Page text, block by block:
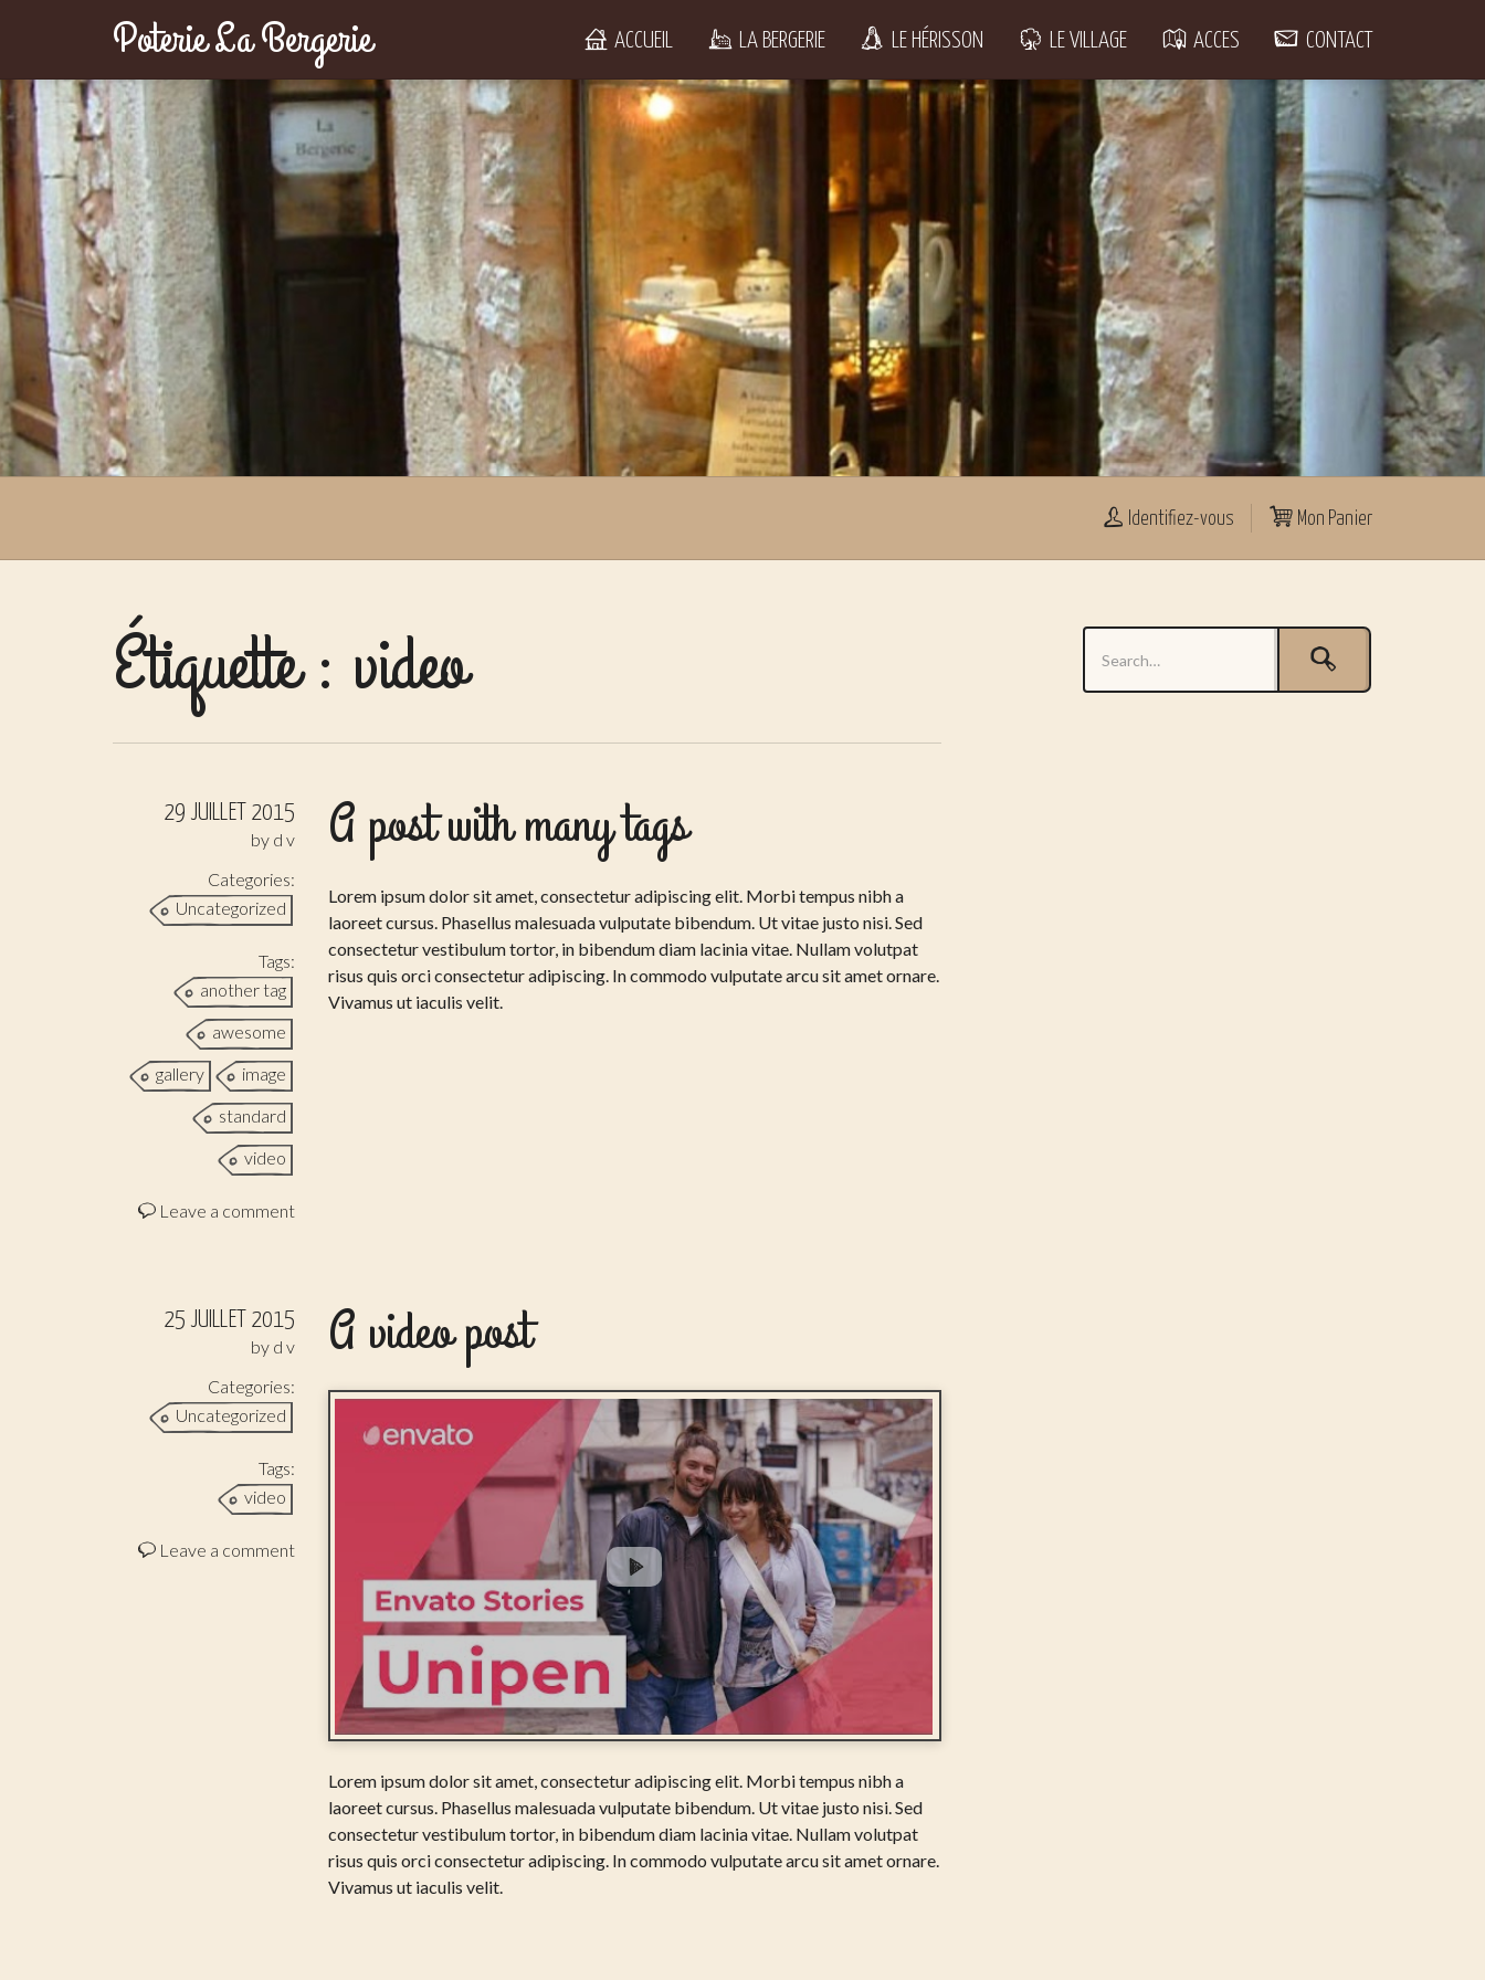
Poterie La Bergerie ACCUEIL LA BERGERIE LE HÉRISSON LE VILLAGE ACCES CONTACT
Identifiez-vous Mon Panier
Étiquette : video
29 JUILLET 2015
by d v
Categories:
Uncategorized
Tags:
another tag
awesome
gallery
image
standard
video
Leave a comment
A post with many tags
Lorem ipsum dolor sit amet, consectetur adipiscing elit. Morbi tempus nibh a
laoreet cursus. Phasellus malesuada vulputate bibendum. Ut vitae justo nisi. Sed
consectetur vestibulum tortor, in bibendum diam lacinia vitae. Nullam volutpat
risus quis orci consectetur adipiscing. In commodo vulputate arcu sit amet ornare.
Vivamus ut iaculis velit.
25 JUILLET 2015
by d v
Categories:
Uncategorized
Tags:
video
Leave a comment
A video post
Lorem ipsum dolor sit amet, consectetur adipiscing elit. Morbi tempus nibh a
laoreet cursus. Phasellus malesuada vulputate bibendum. Ut vitae justo nisi. Sed
consectetur vestibulum tortor, in bibendum diam lacinia vitae. Nullam volutpat
risus quis orci consectetur adipiscing. In commodo vulputate arcu sit amet ornare.
Vivamus ut iaculis velit.